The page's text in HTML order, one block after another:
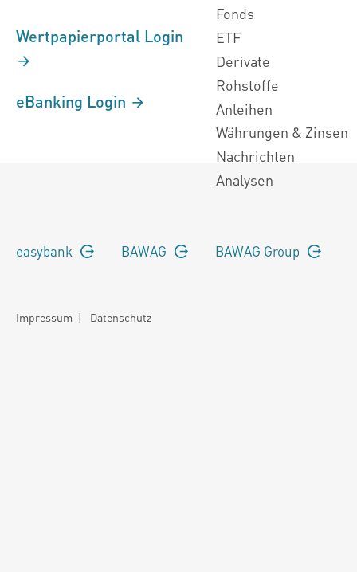
Wertpapierportal Login
eBanking Login
Fonds
ETF
Derivate
Rohstoffe
Anleihen
Währungen & Zinsen
Nachrichten
Analysen
easybank BAWAG BAWAG Group
Impressum | Datenschutz